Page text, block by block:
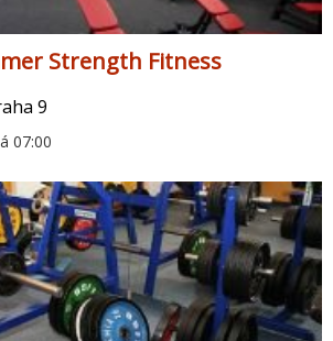
Strength Fitness
9
07:00